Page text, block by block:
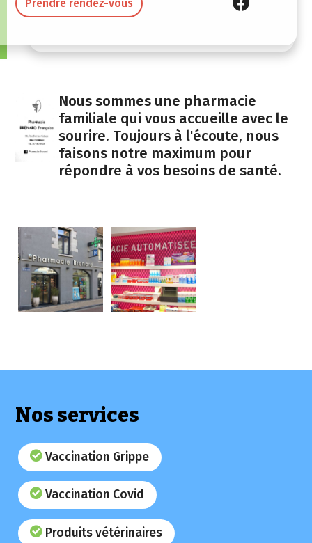
Prendre rendez-vous
Nous sommes une pharmacie
familiale qui vous accueille avec le
sourire. Toujours à l'écoute, nous
faisons notre maximum pour
répondre à vos besoins de santé.
Nos services
Vaccination Grippe
Vaccination Covid
Produits vétérinaires